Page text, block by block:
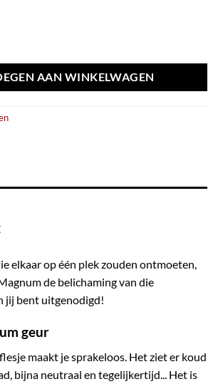
AAN WINKELWAGEN
elkaar op één plek zouden ontmoeten,
de belichaming van die
jij bent uitgenodigd!
geur
maakt je sprakeloos. Het ziet er koud
bijna neutraal en tegelijkertijd... Het is